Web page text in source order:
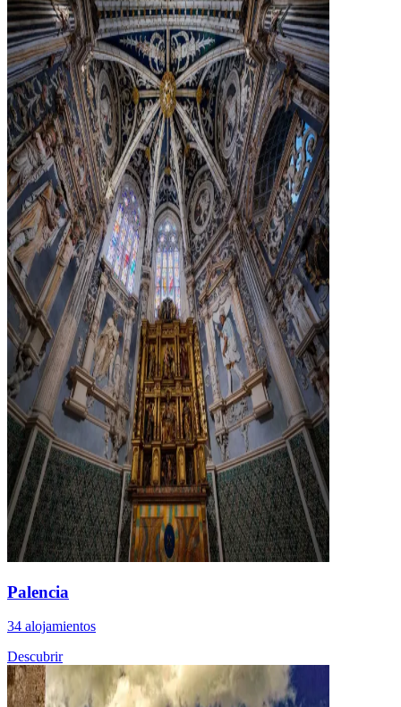
Palencia
34 alojamientos
Descubrir